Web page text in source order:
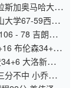
斯加奥马哈大学
大学67-59西雅
- 78 吉朗毒
布伦森34+5
大洛新高9
分不中 小乔治